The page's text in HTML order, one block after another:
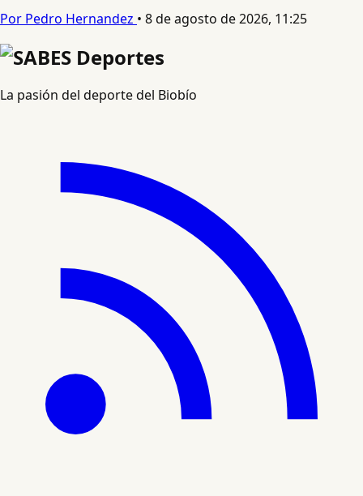
Por Pedro Hernandez • 8 de agosto de 2026, 11:25
La pasión del deporte del Biobío